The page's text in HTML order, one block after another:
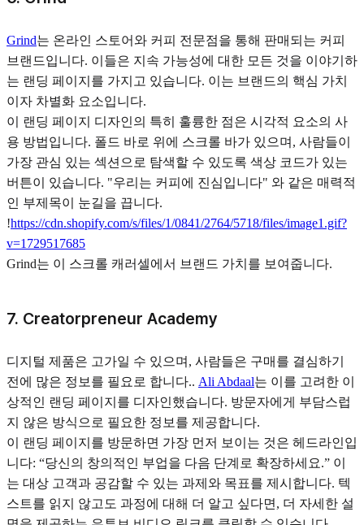
Grind는 온라인 스토어와 커피 전문점을 통해 판매되는 커피
브랜드입니다. 이들은 지속 가능성에 대한 모든 것을 이야기하
는 랜딩 페이지를 가지고 있습니다. 이는 브랜드의 핵심 가치
이자 차별화 요소입니다.
이 랜딩 페이지 디자인의 특히 훌륭한 점은 시각적 요소의 사
용 방법입니다. 폴드 바로 위에 스크롤 바가 있으며, 사람들이
가장 관심 있는 섹션으로 탐색할 수 있도록 색상 코드가 있는
버튼이 있습니다. "우리는 커피에 진심입니다" 와 같은 매력적
인 부제목이 눈길을 끕니다.
!https://cdn.shopify.com/s/files/1/0841/2764/5718/files/image1.gif?
v=1729517685
Grind는 이 스크롤 캐러셀에서 브랜드 가치를 보여줍니다.
7. Creatorpreneur Academy
디지털 제품은 고가일 수 있으며, 사람들은 구매를 결심하기
전에 많은 정보를 필요로 합니다.. Ali Abdaal는 이를 고려한 이
상적인 랜딩 페이지를 디자인했습니다. 방문자에게 부담스럽
지 않은 방식으로 필요한 정보를 제공합니다.
이 랜딩 페이지를 방문하면 가장 먼저 보이는 것은 헤드라인입
니다: “당신의 창의적인 부업을 다음 단계로 확장하세요.” 이
는 대상 고객과 공감할 수 있는 과제와 목표를 제시합니다. 텍
스트를 읽지 않고도 과정에 대해 더 알고 싶다면, 더 자세한 설